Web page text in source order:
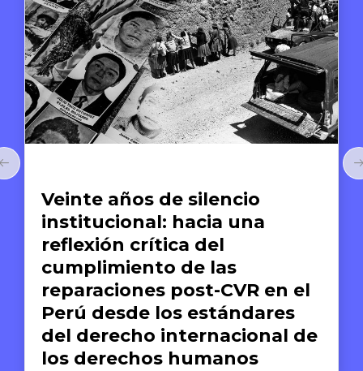
Veinte años de silencio
institucional: hacia una
reflexión crítica del
cumplimiento de las
reparaciones post-CVR en el
Perú desde los estándares
del derecho internacional de
los derechos humanos